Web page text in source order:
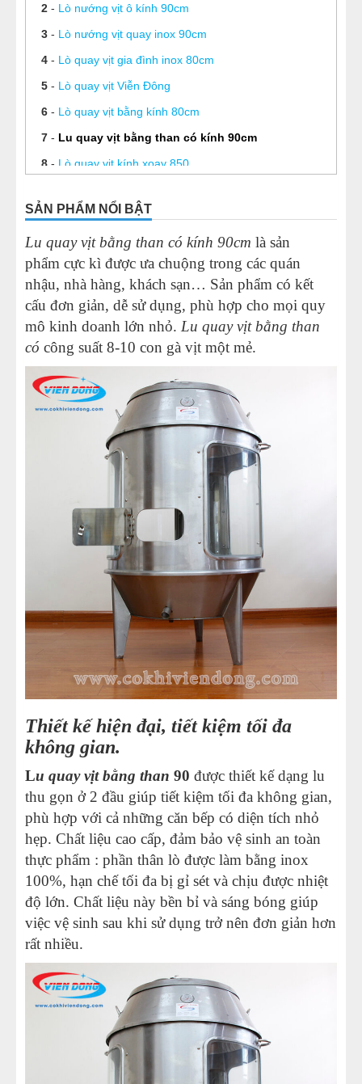
2- Lò nướng vịt ô kính 90cm
3- Lò nướng vịt quay inox 90cm
4- Lò quay vịt gia đình inox 80cm
5- Lò quay vịt Viễn Đông
6- Lò quay vịt bằng kính 80cm
7- Lu quay vịt bằng than có kính 90cm
8- Lò quay vịt kính xoay 850
10 -Lò quay vịt không khói 100cm
SẢN PHẨM NỔI BẬT
Lu quay vịt bằng than có kính 90cm là sản
phẩm cực kì được ưa chuộng trong các quán
nhậu, nhà hàng, khách sạn… Sản phẩm có kết
cấu đơn giản, dễ sử dụng, phù hợp cho mọi quy
mô kinh doanh lớn nhỏ. Lu quay vịt bằng than
có công suất 8-10 con gà vịt một mẻ.
Thiết kế hiện đại, tiết kiệm tối đa
không gian.
Lu quay vịt bằng than 90 được thiết kế dạng lu
thu gọn ở 2 đầu giúp tiết kiệm tối đa không gian,
phù hợp với cả những căn bếp có diện tích nhỏ
hẹp. Chất liệu cao cấp, đảm bảo vệ sinh an toàn
thực phẩm : phần thân lò được làm bằng inox
100%, hạn chế tối đa bị gỉ sét và chịu được nhiệt
độ lớn. Chất liệu này bền bỉ và sáng bóng giúp
việc vệ sinh sau khi sử dụng trở nên đơn giản hơn
rất nhiều.